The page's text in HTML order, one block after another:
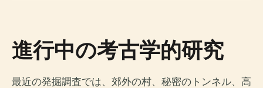
進行中の考古学的研究
最近の発掘調査では、郊外の村、秘密のトンネル、高